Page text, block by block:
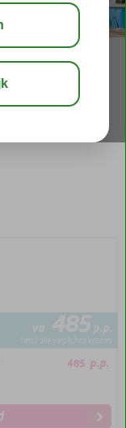
bewaar
va 485 p.p.
*incl. alle verplichte kosten
485 p.p.